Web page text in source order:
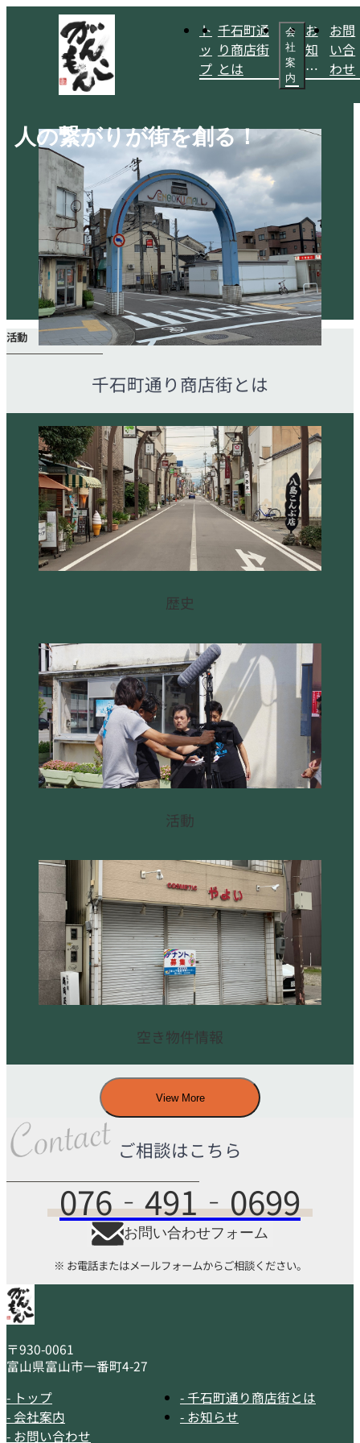
ト
ッ
プ
千石町通
り商店街
とは
会
社
案
内
お
知
ら
せ
お問
い合
わせ
人の繋がりが街を創る！
活動
千石町通り商店街とは
歴史
活動
空き物件情報
View More
ご相談はこちら
076‐491‐0699
お問い合わせフォーム
※ お電話またはメールフォームからご相談ください。
〒930-0061
富山県富山市一番町4-27
- トップ
- 千石町通り商店街とは
- 会社案内
- お知らせ
- お問い合わせ